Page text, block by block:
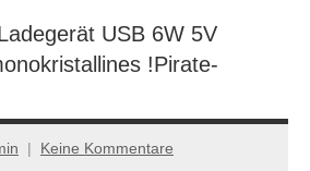
USB 6W 5V
!Pirate-
Keine Kommentare